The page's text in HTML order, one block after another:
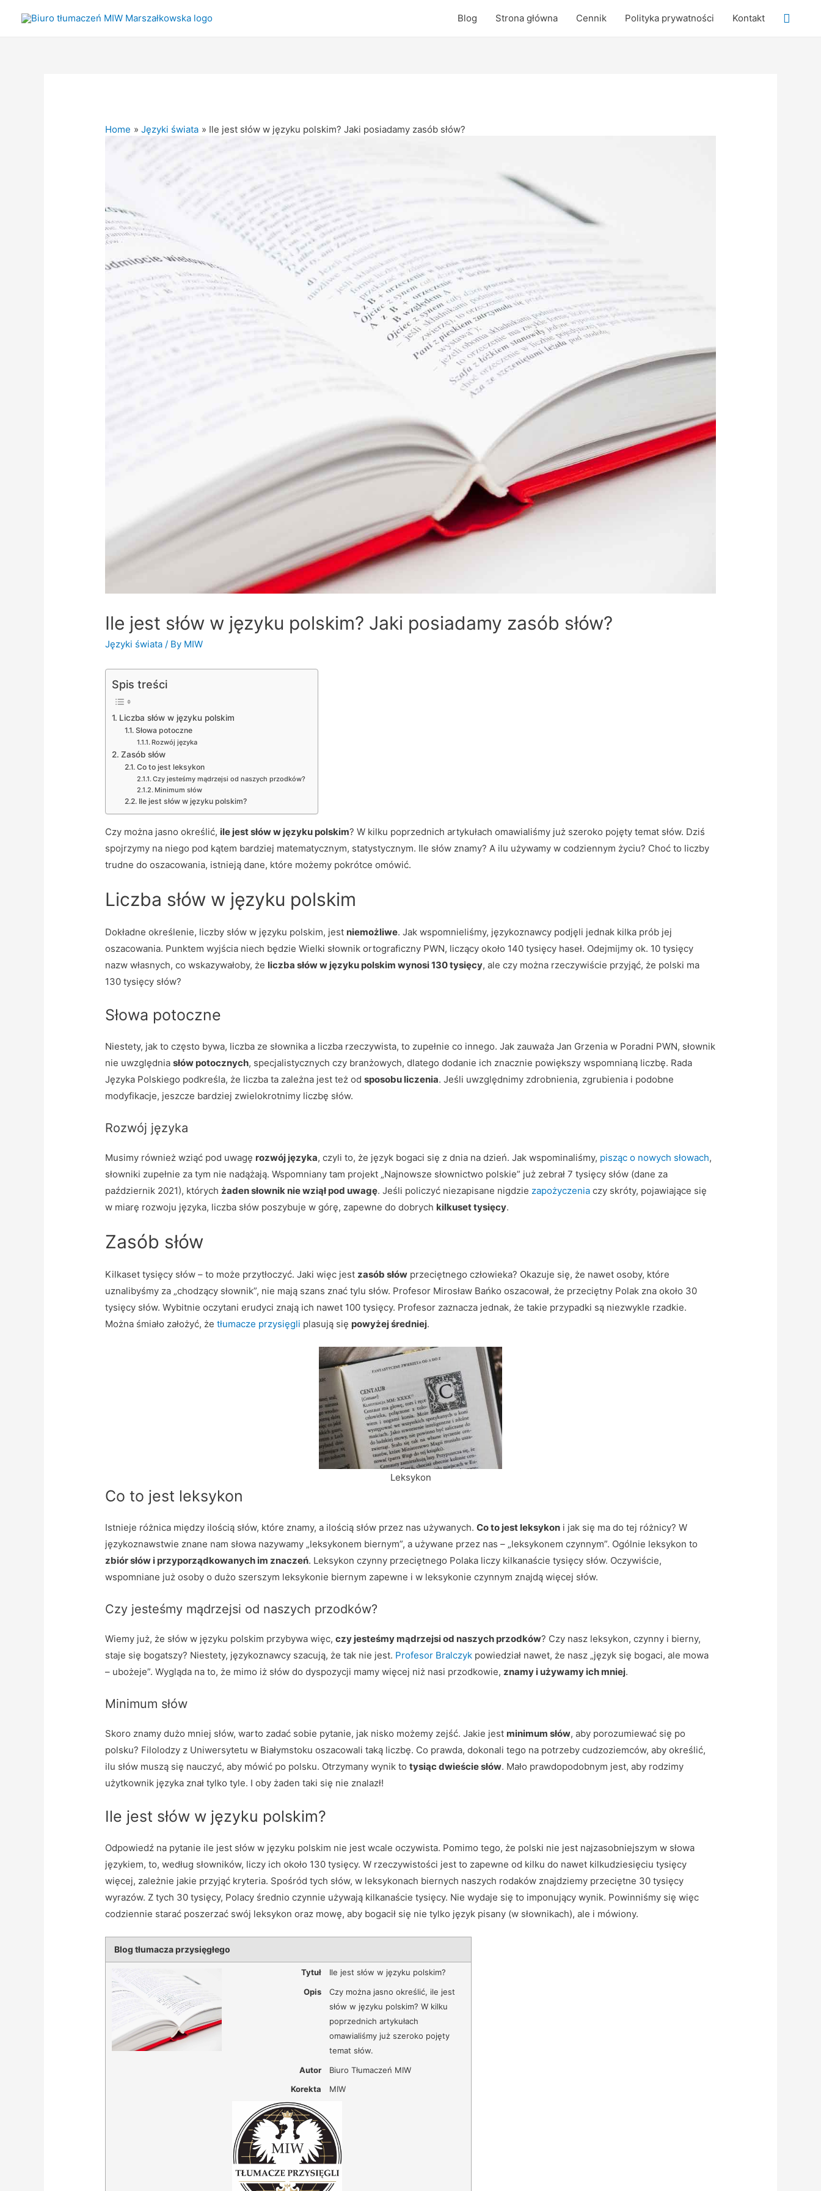
Blog Strona główna Cennik Polityka prywatności Kontakt Search
Home Języki świata Ile jest słów w języku polskim? Jaki posiadamy zasób słów?
Ile jest słów w języku polskim? Jaki posiadamy zasób słów?
Języki świata / By MIW
Spis treści
Liczba słów w języku polskim
Słowa potoczne
Rozwój języka
Zasób słów
Co to jest leksykon
Czy jesteśmy mądrzejsi od naszych przodków?
Minimum słów
Ile jest słów w języku polskim?
Czy można jasno określić, ile jest słów w języku polskim? W kilku poprzednich artykułach omawialiśmy już szeroko pojęty temat słów. Dziś
spojrzymy na niego pod kątem bardziej matematycznym, statystycznym. Ile słów znamy? A ilu używamy w codziennym życiu? Choć to liczby
trudne do oszacowania, istnieją dane, które możemy pokrótce omówić.
Liczba słów w języku polskim
Dokładne określenie, liczby słów w języku polskim, jest niemożliwe. Jak wspomnieliśmy, językoznawcy podjęli jednak kilka prób jej
oszacowania. Punktem wyjścia niech będzie Wielki słownik ortograficzny PWN, liczący około 140 tysięcy haseł. Odejmijmy ok. 10 tysięcy
nazw własnych, co wskazywałoby, że liczba słów w języku polskim wynosi 130 tysięcy, ale czy można rzeczywiście przyjąć, że polski ma
130 tysięcy słów?
Słowa potoczne
Niestety, jak to często bywa, liczba ze słownika a liczba rzeczywista, to zupełnie co innego. Jak zauważa Jan Grzenia w Poradni PWN, słownik
nie uwzględniasłów potocznych, specjalistycznych czy branżowych, dlatego dodanie ich znacznie powiększy wspomnianą liczbę. Rada
Języka Polskiego podkreśla, że liczba ta zależna jest też odsposobu liczenia. Jeśli uwzględnimy zdrobnienia, zgrubienia i podobne
modyfikacje, jeszcze bardziej zwielokrotnimy liczbę słów.
Rozwój języka
Musimy również wziąć pod uwagę rozwój języka, czyli to, że język bogaci się z dnia na dzień. Jak wspominaliśmy, pisząc o nowych słowach,
słowniki zupełnie za tym nie nadążają. Wspomniany tam projekt „Najnowsze słownictwo polskie” już zebrał 7 tysięcy słów (dane za
październik 2021), którychżaden słownik nie wziął pod uwagę. Jeśli policzyć niezapisane nigdzie zapożyczeniaczy skróty, pojawiające się
w miarę rozwoju języka, liczba słów poszybuje w górę, zapewne do dobrych kilkuset tysięcy.
Zasób słów
Kilkaset tysięcy słów – to może przytłoczyć. Jaki więc jestzasób słów przeciętnego człowieka? Okazuje się, że nawet osoby, które
uznalibyśmy za „chodzący słownik”, nie mają szans znać tylu słów. Profesor Mirosław Bańko oszacował, że przeciętny Polak zna około 30
tysięcy słów. Wybitnie oczytani erudyci znają ich nawet 100 tysięcy. Profesor zaznacza jednak, że takie przypadki są niezwykle rzadkie.
Można śmiało założyć, żetłumacze przysięgli plasują się powyżej średniej.
Leksykon
Co to jest leksykon
Istnieje różnica między ilością słów, które znamy, a ilością słów przez nas używanych.Co to jest leksykon i jak się ma do tej różnicy? W
językoznawstwie znane nam słowa nazywamy „leksykonem biernym”, a używane przez nas – „leksykonem czynnym”. Ogólnie leksykon to
zbiór słów i przyporządkowanych im znaczeń. Leksykon czynny przeciętnego Polaka liczy kilkanaście tysięcy słów. Oczywiście,
wspomniane już osoby o dużo szerszym leksykonie biernym zapewne i w leksykonie czynnym znajdą więcej słów.
Czy jesteśmy mądrzejsi od naszych przodków?
Wiemy już, że słów w języku polskim przybywa więc,czy jesteśmy mądrzejsi od naszych przodków? Czy nasz leksykon, czynny i bierny,
staje się bogatszy? Niestety, językoznawcy szacują, że tak nie jest. Profesor Bralczyk powiedział nawet, że nasz „język się bogaci, ale mowa
– ubożeje”. Wygląda na to, że mimo iż słów do dyspozycji mamy więcej niż nasi przodkowie,znamy i używamy ich mniej.
Minimum słów
Skoro znamy dużo mniej słów, warto zadać sobie pytanie, jak nisko możemy zejść. Jakie jest minimum słów, aby porozumiewać się po
polsku? Filolodzy z Uniwersytetu w Białymstoku oszacowali taką liczbę. Co prawda, dokonali tego na potrzeby cudzoziemców, aby określić,
ilu słów muszą się nauczyć, aby mówić po polsku. Otrzymany wynik totysiąc dwieście słów. Mało prawdopodobnym jest, aby rodzimy
użytkownik języka znał tylko tyle. I oby żaden taki się nie znalazł!
Ile jest słów w języku polskim?
Odpowiedź na pytanie ile jest słów w języku polskim nie jest wcale oczywista. Pomimo tego, że polski nie jest najzasobniejszym w słowa
językiem, to, według słowników, liczy ich około 130 tysięcy. W rzeczywistości jest to zapewne od kilku do nawet kilkudziesięciu tysięcy
więcej, zależnie jakie przyjąć kryteria. Spośród tych słów, w leksykonach biernych naszych rodaków znajdziemy przeciętne 30 tysięcy
wyrazów. Z tych 30 tysięcy, Polacy średnio czynnie używają kilkanaście tysięcy. Nie wydaje się to imponujący wynik. Powinniśmy się więc
codziennie starać poszerzać swój leksykon oraz mowę, aby bogacił się nie tylko język pisany (w słownikach), ale i mówiony.
Blog tłumacza przysięgłego
Tytuł
Ile jest słów w języku polskim?
Opis
Czy można jasno określić, ile jest
słów w języku polskim? W kilku
poprzednich artykułach
omawialiśmy już szeroko pojęty
temat słów.
Autor
Biuro Tłumaczeń MIW
Korekta
MIW